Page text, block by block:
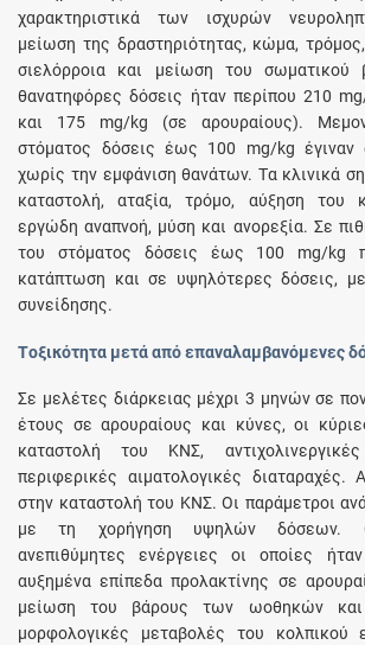
χαρακτηριστικά των ισχυρών
μείωση της δραστηριότητας, κώμα, τρόμος,
σιελόρροια και μείωση του σωματικού
θανατηφόρες δόσεις ήταν περίπου 210
και 175 mg/kg (σε αρουραίους).
στόματος δόσεις έως 100 mg/kg έγιναν
χωρίς την εμφάνιση θανάτων. Tα κλινικά
καταστολή, αταξία, τρόμο, αύξηση του
εργώδη αναπνοή, μύση και ανορεξία. Σε
του στόματος δόσεις έως 100 mg/kg
κατάπτωση και σε υψηλότερες δόσεις,
συνείδησης.
Tοξικότητα μετά από επαναλαμβανόμενες
Σε μελέτες διάρκειας μέχρι 3 μηνών σε
έτους σε αρουραίους και κύνες, οι
καταστολή του ΚΝΣ,
περιφερικές αιματολογικές διαταραχές.
στην καταστολή του ΚΝΣ. Οι παράμετροι
με τη χορήγηση υψηλών δόσεων.
ανεπιθύμητες ενέργειες οι οποίες
αυξημένα επίπεδα προλακτίνης σε
μείωση του βάρους των ωοθηκών
μορφολογικές μεταβολές του κολπικού